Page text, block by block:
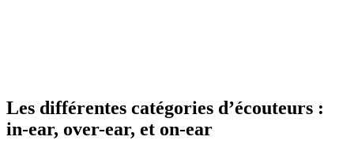
Les différentes catégories d’écouteurs :
in-ear, over-ear, et on-ear